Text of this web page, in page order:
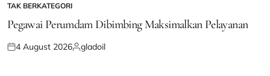
POSTED
IN
TAK BERKATEGORI
Pegawai Perumdam Dibimbing Maksimalkan Pelayanan
Posted
4 August 2026Posted
gladoil